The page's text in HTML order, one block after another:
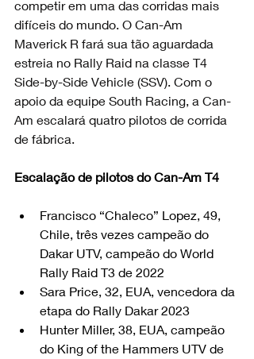
competir em uma das corridas mais
difíceis do mundo. O Can-Am
Maverick R fará sua tão aguardada
estreia no Rally Raid na classe T4
Side-by-Side Vehicle (SSV). Com o
apoio da equipe South Racing, a Can-
Am escalará quatro pilotos de corrida
de fábrica.
Escalação de pilotos do Can-Am T4
Francisco “Chaleco” Lopez, 49,
Chile, três vezes campeão do
Dakar UTV, campeão do World
Rally Raid T3 de 2022
Sara Price, 32, EUA, vencedora da
etapa do Rally Dakar 2023
Hunter Miller, 38, EUA, campeão
do King of the Hammers UTV de